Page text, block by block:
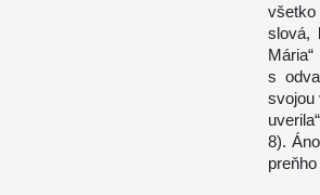
slová,
s
svojou
8).